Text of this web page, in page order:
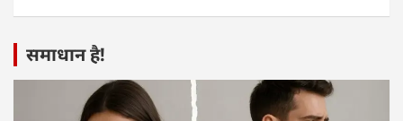
समाधान है!